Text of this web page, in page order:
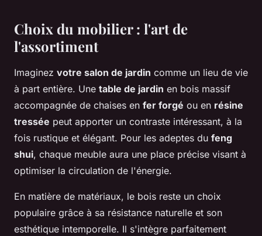
Choix du mobilier : l'art de
l'assortiment
Imaginez votre salon de jardin comme un lieu de vie
à part entière. Une table de jardin en bois massif
accompagnée de chaises en fer forgé ou en résine
tressée peut apporter un contraste intéressant, à la
fois rustique et élégant. Pour les adeptes du feng
shui, chaque meuble aura une place précise visant à
optimiser la circulation de l'énergie.
En matière de matériaux, le bois reste un choix
populaire grâce à sa résistance naturelle et son
esthétique intemporelle. Il s'intègre parfaitement